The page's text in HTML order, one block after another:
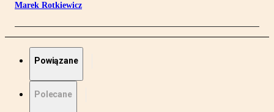
Marek Rotkiewicz
Powiązane
Polecane